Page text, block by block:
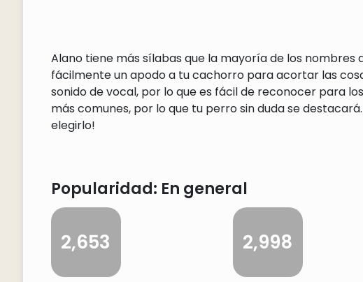
Alano tiene más sílabas que la mayoría de los nombres
fácilmente un apodo a tu cachorro para acortar las
sonido de vocal, por lo que es fácil de reconocer para
más comunes, por lo que tu perro sin duda se
elegirlo!
Popularidad: En general
2,653 2,998